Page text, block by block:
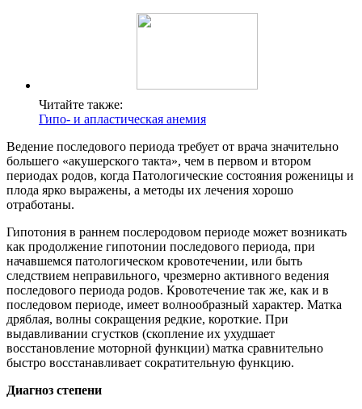
Читайте также:
Гипо- и апластическая анемия
Ведение последового периода требует от врача значительно
большего «акушерского такта», чем в первом и втором
периодах родов, когда Патологические состояния роженицы и
плода ярко выражены, а методы их лечения хорошо
отработаны.
Гипотония в раннем послеродовом периоде может возникать
как продолжение гипотонии последового периода, при
начавшемся патологическом кровотечении, или быть
следствием неправильного, чрезмерно активного ведения
последового периода родов. Кровотечение так же, как и в
последовом периоде, имеет волнообразный характер. Матка
дряблая, волны сокращения редкие, короткие. При
выдавливании сгустков (скопление их ухудшает
восстановление моторной функции) матка сравнительно
быстро восстанавливает сократительную функцию.
Диагноз степени